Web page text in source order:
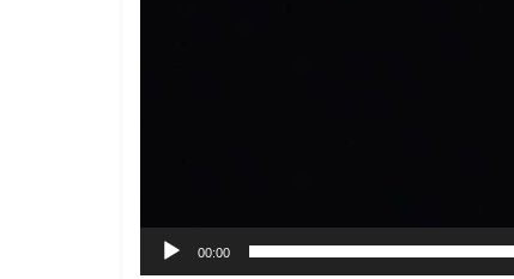
00:00